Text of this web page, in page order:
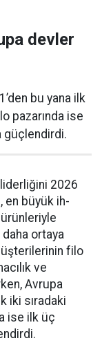
devler
bu yana ilk
pazarında ise
güçlen­dirdi.
2026
en büyük ih­
ürünleriyle
orta­ya
filo
ve
Avrupa
iki sıradaki
ise ilk üç